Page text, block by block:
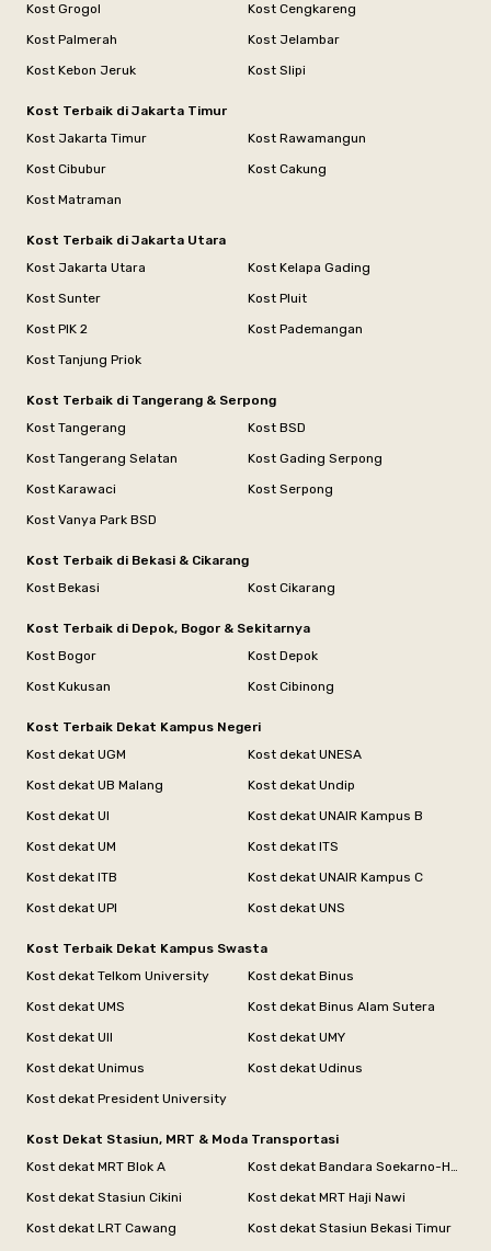
Kost Grogol
Kost Cengkareng
Kost Palmerah
Kost Jelambar
Kost Kebon Jeruk
Kost Slipi
Kost Terbaik di Jakarta Timur
Kost Jakarta Timur
Kost Rawamangun
Kost Cibubur
Kost Cakung
Kost Matraman
Kost Terbaik di Jakarta Utara
Kost Jakarta Utara
Kost Kelapa Gading
Kost Sunter
Kost Pluit
Kost PIK 2
Kost Pademangan
Kost Tanjung Priok
Kost Terbaik di Tangerang & Serpong
Kost Tangerang
Kost BSD
Kost Tangerang Selatan
Kost Gading Serpong
Kost Karawaci
Kost Serpong
Kost Vanya Park BSD
Kost Terbaik di Bekasi & Cikarang
Kost Bekasi
Kost Cikarang
Kost Terbaik di Depok, Bogor & Sekitarnya
Kost Bogor
Kost Depok
Kost Kukusan
Kost Cibinong
Kost Terbaik Dekat Kampus Negeri
Kost dekat UGM
Kost dekat UNESA
Kost dekat UB Malang
Kost dekat Undip
Kost dekat UI
Kost dekat UNAIR Kampus B
Kost dekat UM
Kost dekat ITS
Kost dekat ITB
Kost dekat UNAIR Kampus C
Kost dekat UPI
Kost dekat UNS
Kost Terbaik Dekat Kampus Swasta
Kost dekat Telkom University
Kost dekat Binus
Kost dekat UMS
Kost dekat Binus Alam Sutera
Kost dekat UII
Kost dekat UMY
Kost dekat Unimus
Kost dekat Udinus
Kost dekat President University
Kost Dekat Stasiun, MRT & Moda Transportasi
Kost dekat MRT Blok A
Kost dekat Bandara Soekarno-Hatta
Kost dekat Stasiun Cikini
Kost dekat MRT Haji Nawi
Kost dekat LRT Cawang
Kost dekat Stasiun Bekasi Timur